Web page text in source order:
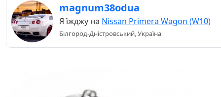
magnum38odua
Я їжджу на Nissan Primera Wagon (W10)
Білгород-Дністровський, Україна